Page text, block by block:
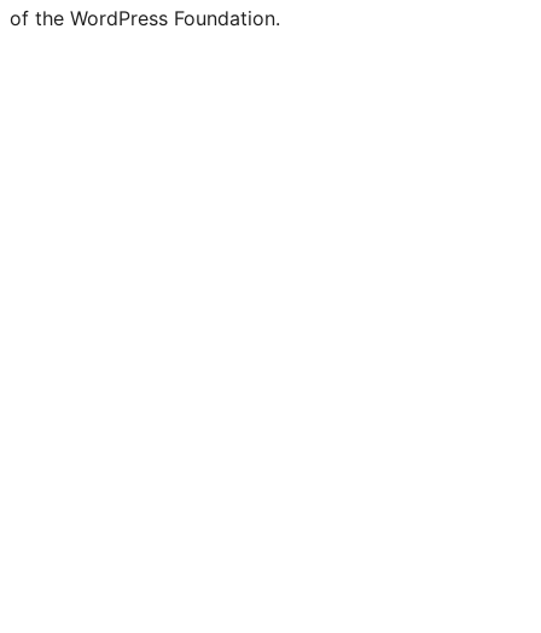
of the WordPress Foundation.